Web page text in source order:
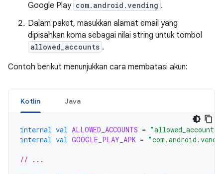
Google Play com.android.vending .
Dalam paket, masukkan alamat email yang
dipisahkan koma sebagai nilai string untuk tombol
allowed_accounts .
Contoh berikut menunjukkan cara membatasi akun:
Kotlin Java
internal val ALLOWED_ACCOUNTS = "allowed_accounts"
internal val GOOGLE_PLAY_APK =
// ...